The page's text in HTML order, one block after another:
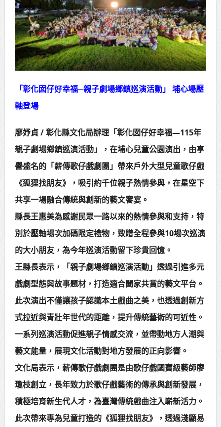
彰化聯合捐贈4輛高規格救護車 首配
全自動電動擔架床
美濃稻米品質競賽開跑 高雄147論壇
揭開好飯祕密、飄米香
蔣萬安指示各單位提前完成海豚颱
風各項防災準備工作
新北行動治理 侯友宜督導基層建設
推動瑞芳礦業文化保存 打造山海觀光
新品牌
中壢三教紫雲宮捐贈救護車 挹注桃
消救護量能
總統接見日本戰略研究論壇暨福和
會訪團 盼深化臺日合作促進印太和平
「彰化囡仔好幸福─親子劇場鄉鎮巡演活動」 埔心場壓
軸登場
廖妤貞 / 彰化縣文化局辦理「彰化囡仔好幸福—115年
親子劇場鄉鎮巡演活動」，在埔心兒童公園演出，由享
譽盛名的「薪傳歌仔戲劇團」帶來戶外大型兒童歌仔戲
《狐狸找朋友》，吸引約千位親子熱情參與，在星空下
共享一場融合傳統與創新的藝文饗宴。
縣長王惠美為感謝民眾一路以來的熱情參與和支持，特
別於壓軸場次加碼限定禮物，致贈全程參與10場次巡演
的大小朋友，為今年巡演活動留下珍貴回憶。
王縣長表示，「親子劇場鄉鎮巡演活動」透過引進多元
戲劇型態與故事題材，打造適合闔家共賞的藝文平台。
此次演出不僅讓孩子認識本土戲曲之美，也透過創新方
式拉近與青壯年世代的距離，提升傳統藝術的可近性。
一系列巡演活動促進親子情感交流，並帶動地方人潮與
藝文能量，展現文化活動對地方發展的正向影響。
文化局表示，薪傳歌仔戲劇團是由歌仔戲國寶級藝師廖
瓊枝創立，長年致力於歌仔戲藝術的傳承與創新發展，
積極培育新生代人才，為臺灣傳統戲曲注入嶄新活力。
此次帶來專為兒童打造的《狐狸找朋友》，透過淺顯易